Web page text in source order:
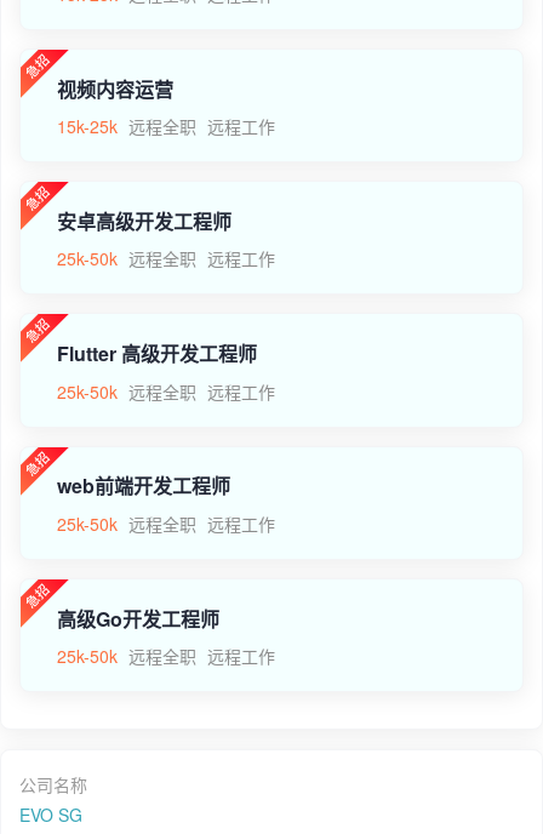
视频内容运营
15k-25k 远程全职 远程工作
安卓高级开发工程师
25k-50k 远程全职 远程工作
Flutter 高级开发工程师
25k-50k 远程全职 远程工作
web前端开发工程师
25k-50k 远程全职 远程工作
高级Go开发工程师
25k-50k 远程全职 远程工作
公司名称
EVO SG